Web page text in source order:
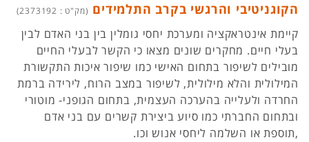
הקוגניטיבי והרגשי בקרב התלמידים (מק"ט : 2373192)
קיימת אינטראקציה ומערכת יחסי גומלין בין בני האדם לבין
בעלי חיים. מחקרים שונים מצאו כי הקשר לבעלי החיים
מובילים לשיפור בתחום האישי כמו שיפור איכות התקשורת
המילולית והלא מילולית, לשיפור במצב הרוח, לירידה ברמת
החרדה ולעלייה בהערכה העצמית, בתחום הגופני- מוטורי
ובתחום החברתי כמו סיוע ביצירת קשרים עם בני אדם
,תוספת או השלמה ליחסי אנוש וכו.